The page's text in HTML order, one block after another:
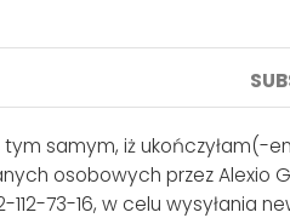
samym, iż ukończyłam(-
osobowych przez Alexio
112-73-16, w celu wysyłania